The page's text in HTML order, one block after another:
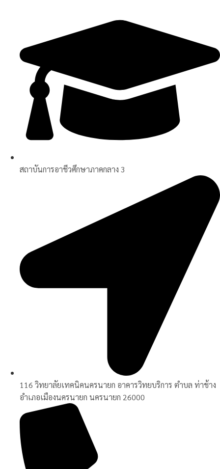
สถาบันการอาชีวศึกษาภาคกลาง 3
116 วิทยาลัยเทคนิคนครนายก อาคารวิทยบริการ ตำบล ท่าช้าง
อำเภอเมืองนครนายก นครนายก 26000